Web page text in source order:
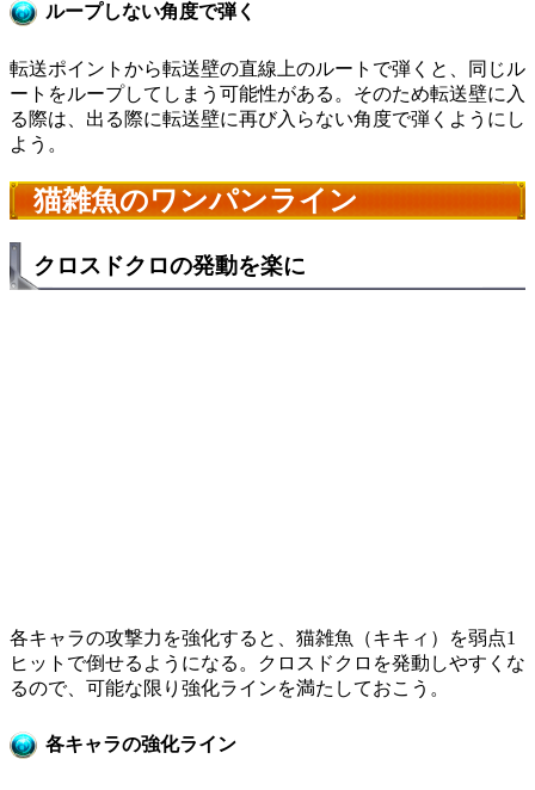
ループしない角度で弾く
転送ポイントから転送壁の直線上のルートで弾くと、同じル
ートをループしてしまう可能性がある。そのため転送壁に入
る際は、出る際に転送壁に再び入らない角度で弾くようにし
よう。
猫雑魚のワンパンライン
クロスドクロの発動を楽に
各キャラの攻撃力を強化すると、猫雑魚（キキィ）を弱点1
ヒットで倒せるようになる。クロスドクロを発動しやすくな
るので、可能な限り強化ラインを満たしておこう。
各キャラの強化ライン